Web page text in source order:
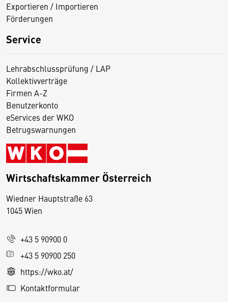
Exportieren / Importieren
Förderungen
Service
Lehrabschlussprüfung / LAP
Kollektivverträge
Firmen A-Z
Benutzerkonto
eServices der WKO
Betrugswarnungen
Wirtschaftskammer Österreich
Wiedner Hauptstraße 63
1045 Wien
+43 5 90900 0
+43 5 90900 250
https://wko.at/
Kontaktformular
D
s
e
S
e